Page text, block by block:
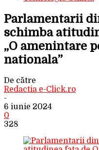
Parlamentarii
schimba
„O amenintare
nationala”
De către
Redactia e-Click.ro
-
6 iunie 2024
0
328